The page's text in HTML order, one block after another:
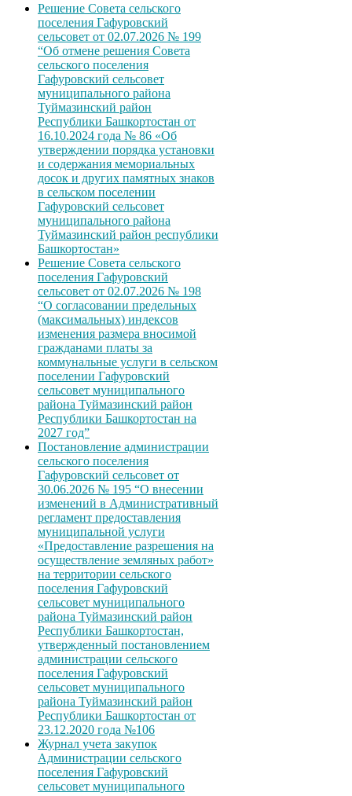
Решение Совета сельского
поселения Гафуровский
сельсовет от 02.07.2026 № 199
“Об отмене решения Совета
сельского поселения
Гафуровский сельсовет
муниципального района
Туймазинский район
Республики Башкортостан от
16.10.2024 года № 86 «Об
утверждении порядка установки
и содержания мемориальных
досок и других памятных знаков
в сельском поселении
Гафуровский сельсовет
муниципального района
Туймазинский район республики
Башкортостан»
Решение Совета сельского
поселения Гафуровский
сельсовет от 02.07.2026 № 198
“О согласовании предельных
(максимальных) индексов
изменения размера вносимой
гражданами платы за
коммунальные услуги в сельском
поселении Гафуровский
сельсовет муниципального
района Туймазинский район
Республики Башкортостан на
2027 год”
Постановление администрации
сельского поселения
Гафуровский сельсовет от
30.06.2026 № 195 “О внесении
изменений в Административный
регламент предоставления
муниципальной услуги
«Предоставление разрешения на
осуществление земляных работ»
на территории сельского
поселения Гафуровский
сельсовет муниципального
района Туймазинский район
Республики Башкортостан,
утвержденный постановлением
администрации сельского
поселения Гафуровский
сельсовет муниципального
района Туймазинский район
Республики Башкортостан от
23.12.2020 года №106
Журнал учета закупок
Администрации сельского
поселения Гафуровский
сельсовет муниципального